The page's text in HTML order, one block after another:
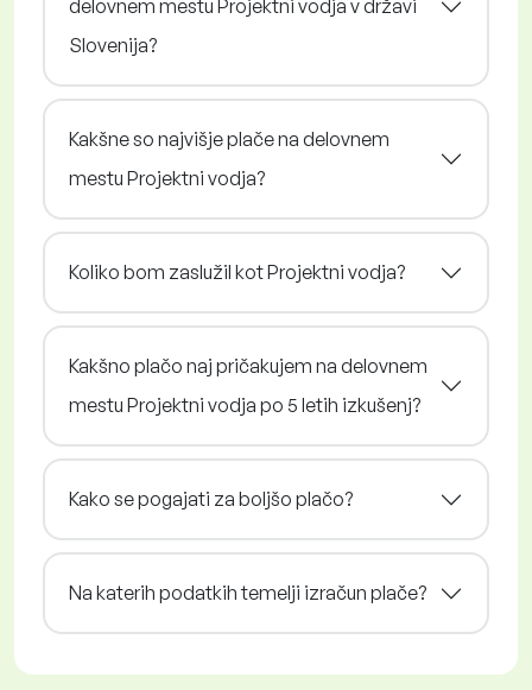
delovnem mestu Projektni vodja v državi
Slovenija?
Kakšne so najvišje plače na delovnem
mestu Projektni vodja?
Koliko bom zaslužil kot Projektni vodja?
Kakšno plačo naj pričakujem na delovnem
mestu Projektni vodja po 5 letih izkušenj?
Kako se pogajati za boljšo plačo?
Na katerih podatkih temelji izračun plače?